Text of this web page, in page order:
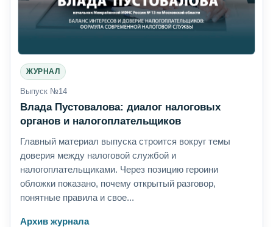
ЖУРНАЛ
Выпуск №14
Влада Пустовалова: диалог налоговых
органов и налогоплательщиков
Главный материал выпуска строится вокруг темы
доверия между налоговой службой и
налогоплательщиками. Через позицию героини
обложки показано, почему открытый разговор,
понятные правила и свое...
Архив журнала